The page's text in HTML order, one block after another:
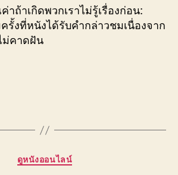
ถ้าเกิดพวกเราไม่รู้เรื่องก่อน:
รั้งที่หนังได้รับคำกล่าวชมเนื่องจาก
ม่คาดฝัน
Categories
ดูหนังออนไลน์